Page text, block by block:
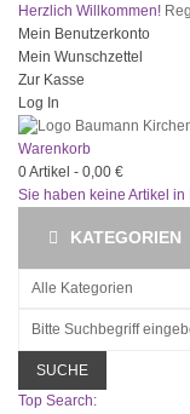
Herzlich Willkommen!
Mein Benutzerkonto
Mein Wunschzettel
Zur Kasse
Log In
Warenkorb
0Artikel - 0,00 €
Sie haben keine Artikel in
KATEGORIEN
SUCHE
Top Search: